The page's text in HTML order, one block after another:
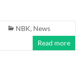
NBK, News
Read more